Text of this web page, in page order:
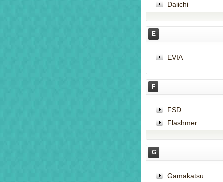
Daiichi
E
EVIA
F
FSD
Flashmer
G
Gamakatsu